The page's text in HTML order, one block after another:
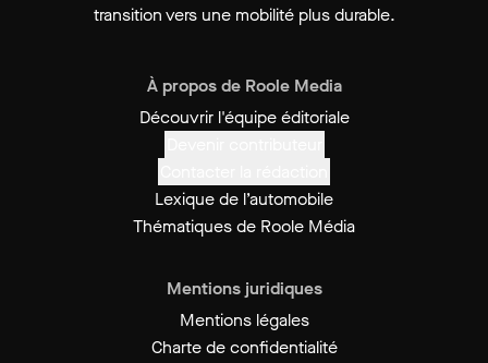
transition vers une mobilité plus durable.
À propos de Roole Media
Découvrir l'équipe éditoriale
Lexique de l’automobile
Thématiques de Roole Média
Mentions juridiques
Mentions légales
Charte de confidentialité